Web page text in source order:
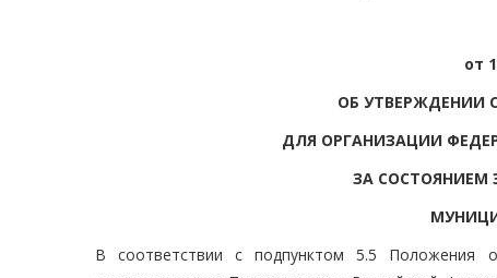
от
ОБ УТВЕРЖДЕНИИ
ДЛЯ ОРГАНИЗАЦИИ
ЗА
В соответствии с подпунктом 5.5 Положения о